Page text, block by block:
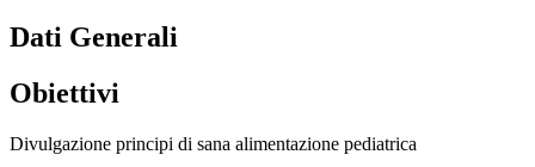
Dati Generali
Obiettivi
Divulgazione principi di sana alimentazione pediatrica